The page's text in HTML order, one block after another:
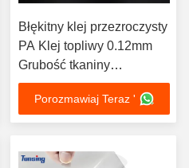
Błękitny klej przezroczysty
PA Klej topliwy 0.12mm
Grubość tkaniny
nylonowej
Porozmawiaj Teraz '